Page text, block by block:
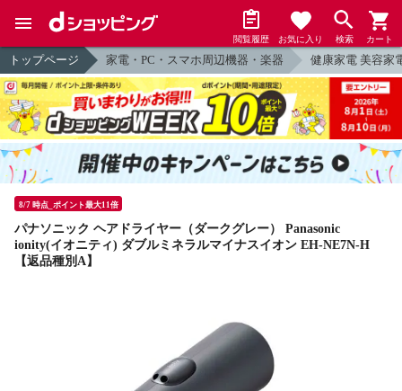
閲覧履歴 お気に入り 検索 カート
トップページ 家電・PC・スマホ周辺機器・楽器 健康家電 美容家
8/7 時点_ポイント最大11倍
パナソニック ヘアドライヤー（ダークグレー） Panasonic
ionity(イオニティ) ダブルミネラルマイナスイオン EH-NE7N-H
【返品種別A】